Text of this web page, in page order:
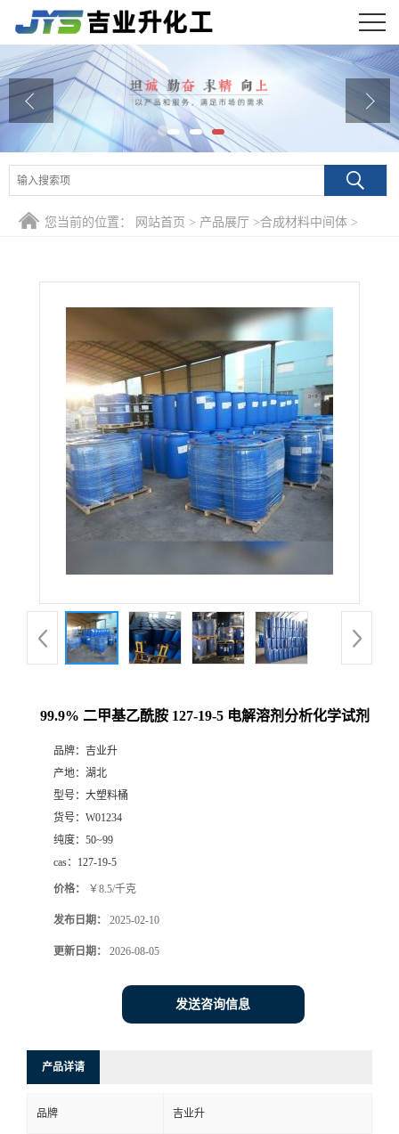
公司首页
公司介绍
公司动态
产品展厅
证书荣誉
在线留言
您当前的位置： 网站首页 > 产品展厅 >合成材料中间体 >
99.9% 二甲基乙酰胺 127-19-5 电解溶剂分析化学试剂
品牌： 吉业升
产地： 湖北
型号： 大塑料桶
货号： W01234
纯度： 50~99
cas： 127-19-5
价格： ￥8.5/千克
发布日期： 2025-02-10
更新日期： 2026-08-05
发送咨询信息
产品详请
品牌 吉业升